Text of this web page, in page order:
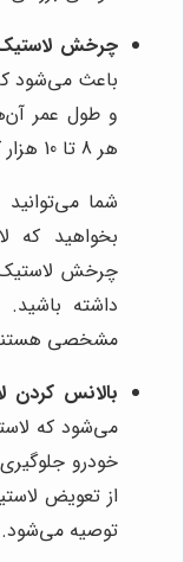
چرخش
باعث می‌شود
و طول عمر
هر 8 تا 10 هزار کیلومتر توصیه می‌شود.
شما می‌توانید
بخواهید که
چرخش
داشته
مشخصی هستند
بالانس کردن
می‌شود که
خودرو
از تعویض
توصیه می‌شود.